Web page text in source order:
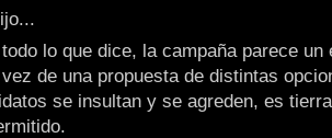
lo que dice, la campaña parece un
de una propuesta de distintas
se insultan y se agreden, es